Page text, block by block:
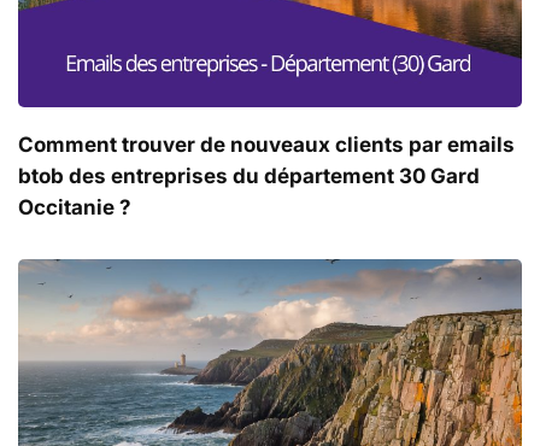
Comment trouver de nouveaux clients par emails
btob des entreprises du département 30 Gard
Occitanie ?